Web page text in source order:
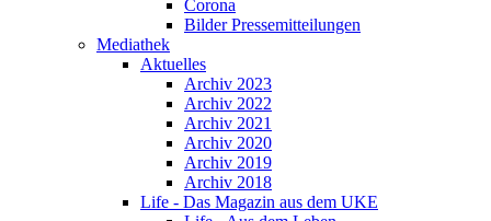
Corona
Bilder Pressemitteilungen
Mediathek
Aktuelles
Archiv 2023
Archiv 2022
Archiv 2021
Archiv 2020
Archiv 2019
Archiv 2018
Life - Das Magazin aus dem UKE